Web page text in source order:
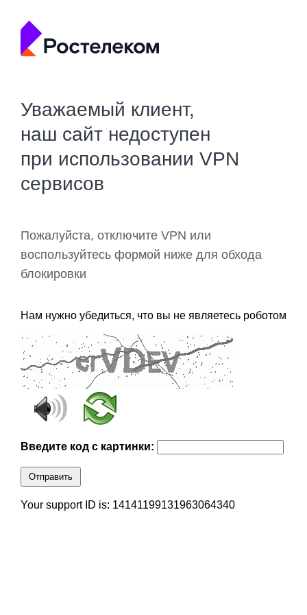
Уважаемый клиент,
наш сайт недоступен
при использовании VPN
сервисов
Пожалуйста, отключите VPN или
воспользуйтесь формой ниже для обхода
блокировки
Нам нужно убедиться, что вы не являетесь роботом
Введите код с картинки:
Отправить
Your support ID is: 14141199131963064340